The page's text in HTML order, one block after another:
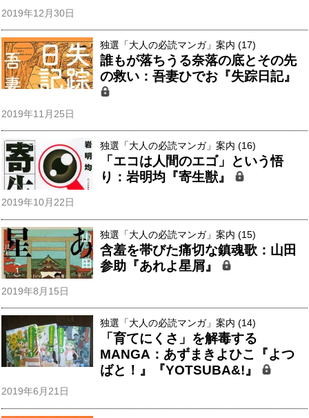
2019年12月30日
独選「大人の必読マンガ」案内 (17)
誰もが落ちうる奈落の底とその先
の救い：吾妻ひでお『失踪日記』
2019年11月25日
独選「大人の必読マンガ」案内 (16)
「エコは人間のエゴ」という悟
り：岩明均『寄生獣』
2019年10月22日
独選「大人の必読マンガ」案内 (15)
含羞を帯びた痛切な鎮魂歌：山田
参助『あれよ星屑』
2019年8月15日
独選「大人の必読マンガ」案内 (14)
「育てにくさ」を解毒する
MANGA：あずまきよひこ『よつ
ばと！』『YOTSUBA&!』
2019年6月21日